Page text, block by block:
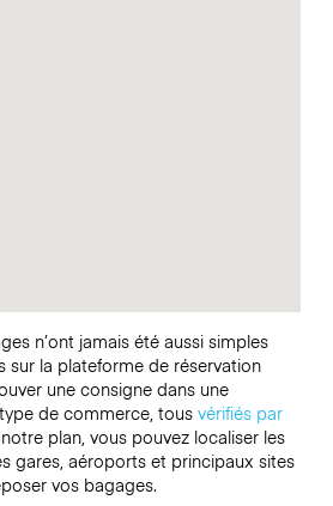
n’ont jamais été aussi simples
sur la plateforme de réservation
une consigne dans une
de commerce, tous vérifiés par
plan, vous pouvez localiser les
gares, aéroports et principaux sites
vos bagages.